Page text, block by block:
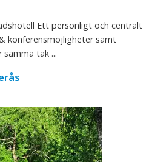
Ett personligt och centralt
konferensmöjligheter samt
tak ...